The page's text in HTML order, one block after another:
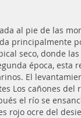
al pie de las
principalmente
seco, donde
época, esta
El
Los cañones del
el río se
rojo ocre del